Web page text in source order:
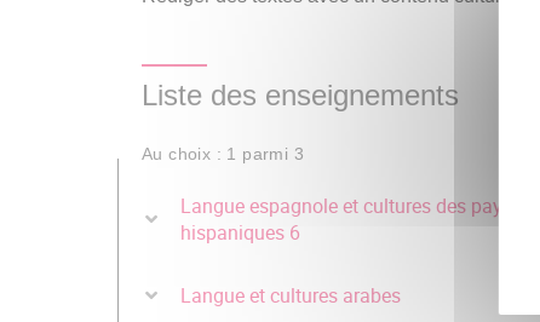
Liste des enseignements
Au choix : 1 parmi 3
Langue espagnole et cultures des pays
hispaniques 6
Langue et cultures arabes